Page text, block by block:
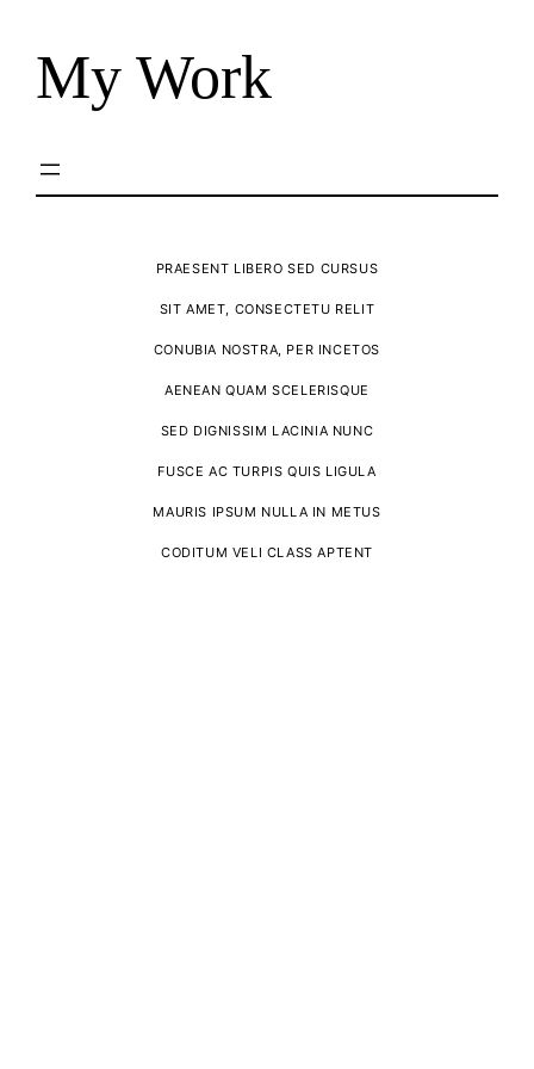
My Work
PRAESENT LIBERO SED CURSUS
SIT AMET, CONSECTETU RELIT
CONUBIA NOSTRA, PER INCETOS
AENEAN QUAM SCELERISQUE
SED DIGNISSIM LACINIA NUNC
FUSCE AC TURPIS QUIS LIGULA
MAURIS IPSUM NULLA IN METUS
CODITUM VELI CLASS APTENT